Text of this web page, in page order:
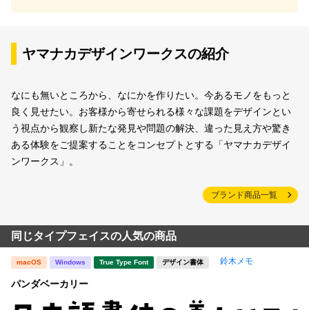
ヤマナカデザインワークスの紹介
なにも無いところから、なにかを作りたい。今あるモノをもっと
良く見せたい。お客様から寄せられる様々な課題をデザインとい
う視点から観察し新たな発見や問題の解決、違った見え方や驚き
ある体験をご提案することをコンセプトとする「ヤマナカデザイ
ンワークス」。
ブランド商品一覧
同じタイプフェイスの人気の商品
macOS Windows True Type Font デザイン書体 鈴木メモ
パンダベーカリー